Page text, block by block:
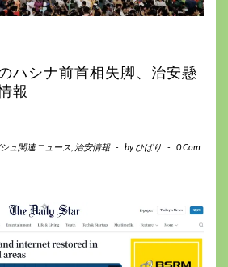
ハシナ前首相失脚、治安懸
報
ュ関連ニュース 治安情報 - byひばり -
0 Com